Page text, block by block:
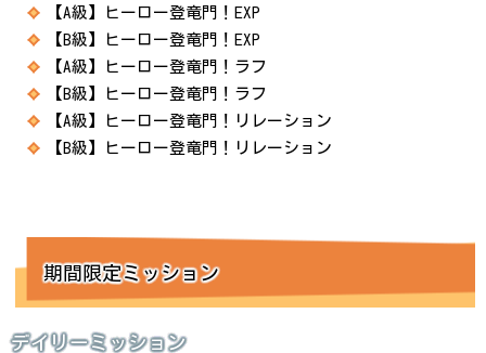
【A級】ヒーロー登竜門！EXP
【B級】ヒーロー登竜門！EXP
【A級】ヒーロー登竜門！ラフ
【B級】ヒーロー登竜門！ラフ
【A級】ヒーロー登竜門！リレーション
【B級】ヒーロー登竜門！リレーション
期間限定ミッション
デイリーミッション